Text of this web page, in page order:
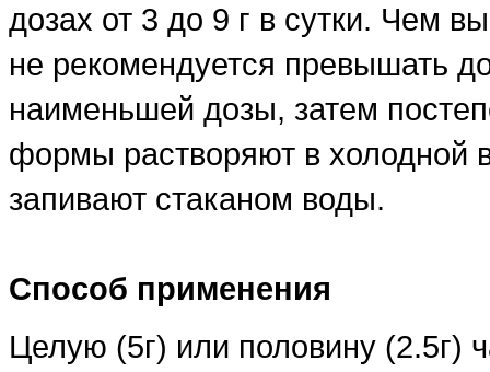
дозах от 3 до 9 г в сутки. Чем
не рекомендуется превышать
наименьшей дозы, затем
формы растворяют в холодной
запивают стаканом воды.
Способ применения
Целую (5г) или половину (2.5г)